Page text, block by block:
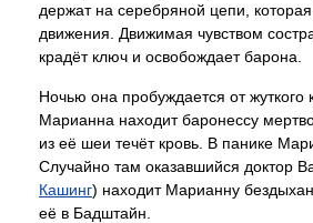
держат на серебряной цепи,
движения. Движимая чувством
крадёт ключ и освобождает барона.
Ночью она пробуждается от жуткого
Марианна находит баронессу
из её шеи течёт кровь. В панике
Случайно там оказавшийся доктор
Кашинг) находит Марианну
её в Бадштайн.